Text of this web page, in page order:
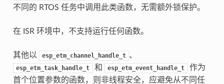
不同的 RTOS 任务中调用此类函数，无需额外锁保护。
在 ISR 环境中，不支持运行任何函数。
其他以 esp_etm_channel_handle_t 、
esp_etm_task_handle_t 和 esp_etm_event_handle_t
作为
首个位置参数的函数，则非线程安全，应避免从不同任